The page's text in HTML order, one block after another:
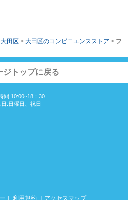
大田区 > 大田区のコンビニエンスストア > フ
ジトップに戻る
間:10:00~18：30
日:日曜日、祝日
｜ 利用規約 ｜アクセスマップ